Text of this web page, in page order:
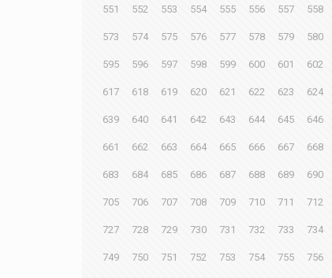
551 552 553 554 555 556 557 558
573 574 575 576 577 578 579 580
595 596 597 598 599 600 601 602
617 618 619 620 621 622 623 624
639 640 641 642 643 644 645 646
661 662 663 664 665 666 667 668
683 684 685 686 687 688 689 690
705 706 707 708 709 710 711 712
727 728 729 730 731 732 733 734
749 750 751 752 753 754 755 756